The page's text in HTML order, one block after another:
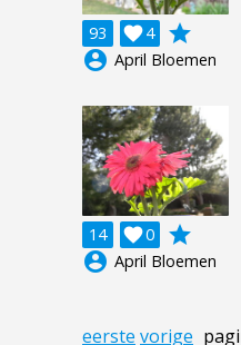
93 4

grade
account_circle April Bloemen
14 0

grade
account_circle April Bloemen
eerste vorige